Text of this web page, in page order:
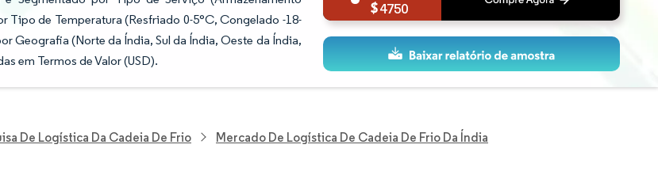
Tipo de Temperatura (Resfriado 0-5°C, Congelado -18-
Geografia (Norte da Índia, Sul da Índia, Oeste da Índia,
em Termos de Valor (USD).
4750
De Logística Da Cadeia De Frio Mercado De Logística De Cadeia De Frio Da Índia